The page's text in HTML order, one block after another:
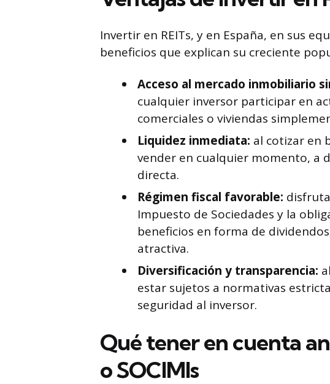
Invertir en REITs, y en España, en sus
beneficios que explican su creciente
Acceso al mercado inmobiliario
cualquier inversor participar en
comerciales o viviendas
Liquidez inmediata: al cotizar en
vender en cualquier momento, a
directa.
Régimen fiscal favorable:
Impuesto de Sociedades y la
beneficios en forma de
atractiva.
Diversificación y transparencia:
estar sujetos a normativas
seguridad al inversor.
Qué tener en cuenta
o SOCIMIs